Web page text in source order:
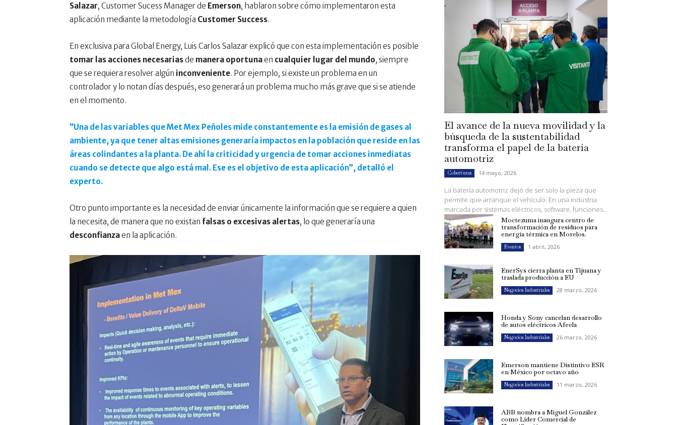
Salazar, Customer Sucess Manager de Emerson, hablaron sobre cómo implementaron esta
aplicación mediante la metodología Customer Success.
En exclusiva para Global Energy, Luis Carlos Salazar explicó que con esta implementación es posible
tomar las acciones necesariasde manera oportunaen cualquier lugar del mundo, siempre
que se requiera resolver algún inconveniente. Por ejemplo, si existe un problema en un
controlador y lo notan días después, eso generará un problema mucho más grave que si se atiende
en el momento.
“Una de las variables que Met Mex Peñoles mide constantemente es la emisión de gases al
ambiente, ya que tener altas emisiones generaría impactos en la población que reside en las
áreas colindantes a la planta. De ahí la criticidad y urgencia de tomar acciones inmediatas
cuando se detecte que algo está mal. Ese es el objetivo de esta aplicación”, detalló el
experto.
Otro punto importante es la necesidad de enviar únicamente la información que se requiere a quien
la necesita, de manera que no existan falsas o excesivas alertas, lo que generaría una
desconfianzaen la aplicación.
El avance de la nueva movilidad y la
búsqueda de la sustentabilidad
transforma el papel de la batería
automotriz
Coberturas 14 mayo, 2026
La batería automotriz dejó de ser solo la pieza que
permite que arranque el vehículo. En una industria
marcada por sistemas eléctricos, software, funciones...
Moctezuma inaugura centro de
transformación de residuos para
energía térmica en Morelos.
Eventos 1 abril, 2026
EnerSys cierra planta en Tijuana y
traslada producción a EU
Negocios Industriales 28 marzo, 2026
Honda y Sony cancelan desarrollo
de autos eléctricos Afeela
Negocios Industriales 26 marzo, 2026
Emerson mantiene Distintivo ESR
en México por octavo año
Negocios Industriales 11 marzo, 2026
ABB nombra a Miguel González
como Líder Comercial de